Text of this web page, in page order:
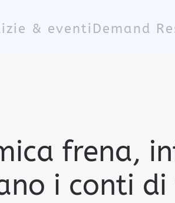
& eventi Demand
frena,
i conti